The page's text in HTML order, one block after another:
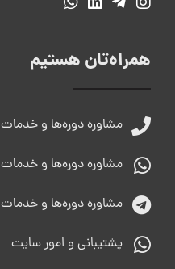
همراه‌تان هستیم
مشاوره دوره‌ها و خدمات
مشاوره دوره‌ها و خدمات
مشاوره دوره‌ها و خدمات
پشتیبانی و امور سایت